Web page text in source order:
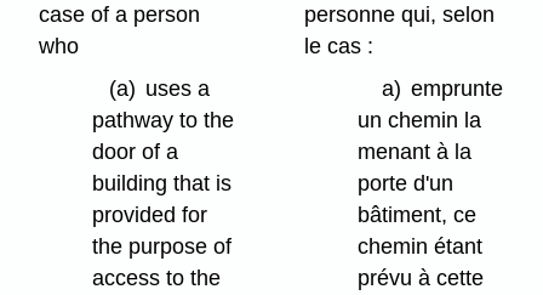
case of a person
who
(a) uses a
pathway to the
door of a
building that is
provided for
the purpose of
access to the
personne qui, selon
le cas :
a) emprunte
un chemin la
menant à la
porte d'un
bâtiment, ce
chemin étant
prévu à cette